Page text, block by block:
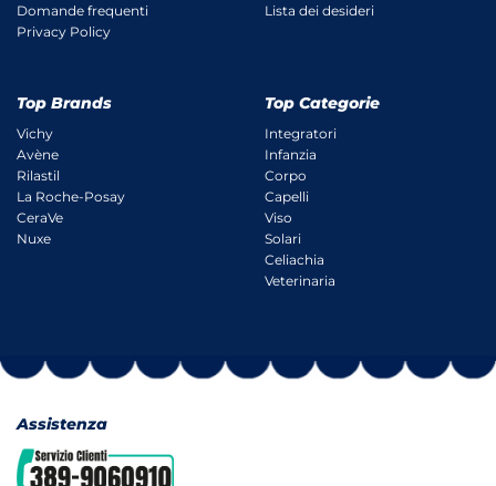
Domande frequenti
Privacy Policy
Lista dei desideri
Top Brands
Vichy
Avène
Rilastil
La Roche-Posay
CeraVe
Nuxe
Top Categorie
Integratori
Infanzia
Corpo
Capelli
Viso
Solari
Celiachia
Veterinaria
Assistenza